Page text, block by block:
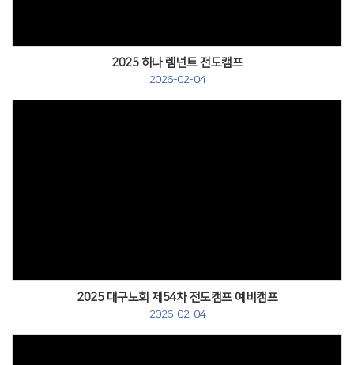
2025 하나 렘넌트 전도캠프
2026-02-04
2025 대구노회 제54차 전도캠프 예비캠프
2026-02-04